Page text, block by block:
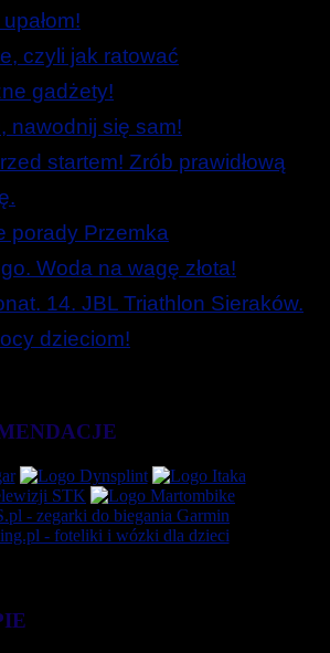
czyli jak ratować
gadżety!
nawodnij się sam!
startem! Zrób prawidłową
porady Przemka
Woda na wagę złota!
14. JBL Triathlon Sieraków.
dzieciom!